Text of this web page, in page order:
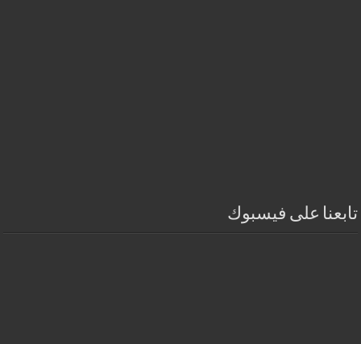
تابعنا على فيسبوك